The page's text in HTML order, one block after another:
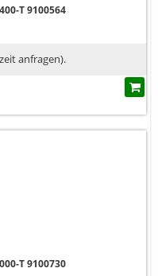
T 9100564
anfragen).
T 9100730